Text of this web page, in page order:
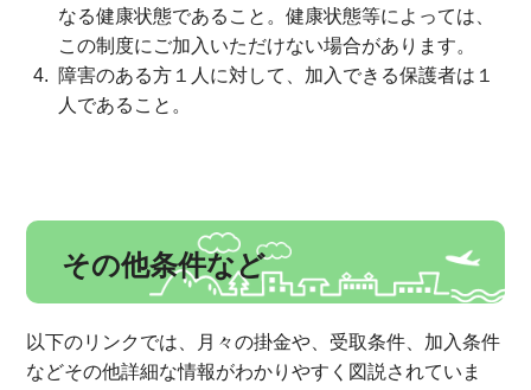
なる健康状態であること。健康状態等によっては、
この制度にご加入いただけない場合があります。
障害のある方１人に対して、加入できる保護者は１
人であること。
その他条件など
以下のリンクでは、月々の掛金や、受取条件、加入条件
などその他詳細な情報がわかりやすく図説されていま